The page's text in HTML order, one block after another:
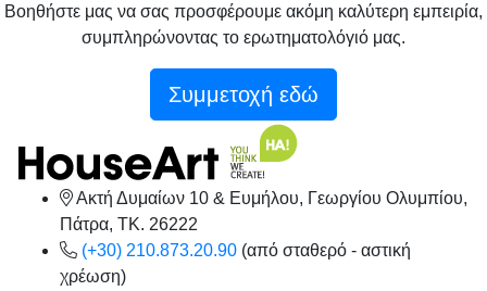
Βοηθήστε μας να σας προσφέρουμε ακόμη καλύτερη εμπειρία,
συμπληρώνοντας το ερωτηματολόγιό μας.
Συμμετοχή εδώ
Ακτή Δυμαίων 10 & Ευμήλου, Γεωργίου Ολυμπίου,
Πάτρα, TK. 26222
(+30) 210.873.20.90 (από σταθερό - αστική
χρέωση)